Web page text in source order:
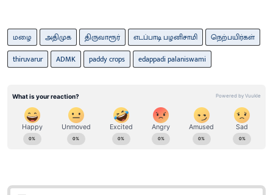
மழை அதிமுக திருவாரூர் எடப்பாடி பழனிசாமி
நெற்பயிர்கள்
thiruvarur
ADMK paddy crops edappadi palaniswami